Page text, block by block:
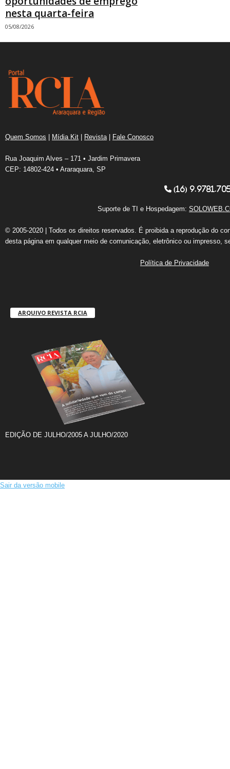
nesta quarta-feira
05/08/2026
Quem Somos Mídia Kit Revista| Fale Conosco
Rua Joaquim Alves – 171 • Jardim Primavera
CEP: 14802-424 • Araraquara, SP
(16)
Suporte de TI e Hospedagem:
© 2005-2020 | Todos os direitos reservados. É proibida a reprodução do
desta página em qualquer meio de comunicação, eletrônico ou impresso,
Política de Privacidade
ARQUIVO REVISTA RCIA
EDIÇÃO DE JULHO/2005 A JULHO/2020
Sair da versão mobile